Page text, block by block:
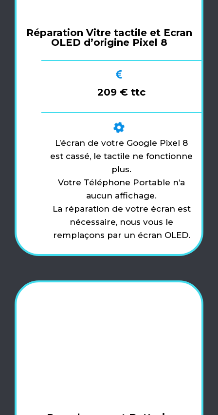
Réparation Vitre tactile et Ecran
OLED d’origine Pixel 8
209 € ttc
L’écran de votre Google Pixel 8
est cassé, le tactile ne fonctionne
plus.
Votre Téléphone Portable n’a
aucun affichage.
La réparation de votre écran est
nécessaire, nous vous le
remplaçons par un écran OLED.